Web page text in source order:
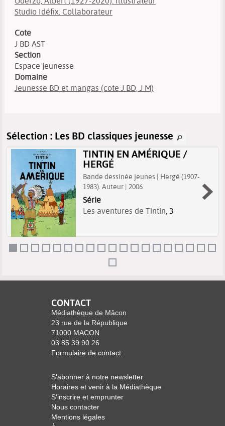
Studio Idéfix. Collaborateur
Cote
J BD AST
Section
Espace jeunesse
Domaine
Jeunesse BD et mangas (cote J BD, J M)
Sélection : Les BD classiques jeunesse
TINTIN EN AMÉRIQUE /
HERGÉ
Bande dessinée jeunes | Hergé (1907-
1983). Auteur | 2006
Série
Les aventures de Tintin, 3
CONTACT
Médiathèque de Mâcon
23 rue de la République
71000 MACON
03 85 39 90 26
Formulaire de contact
S'abonner à notre newsletter
Horaires et venir à la Médiathèque
S'inscrire et emprunter
Nous contacter
Mentions légales